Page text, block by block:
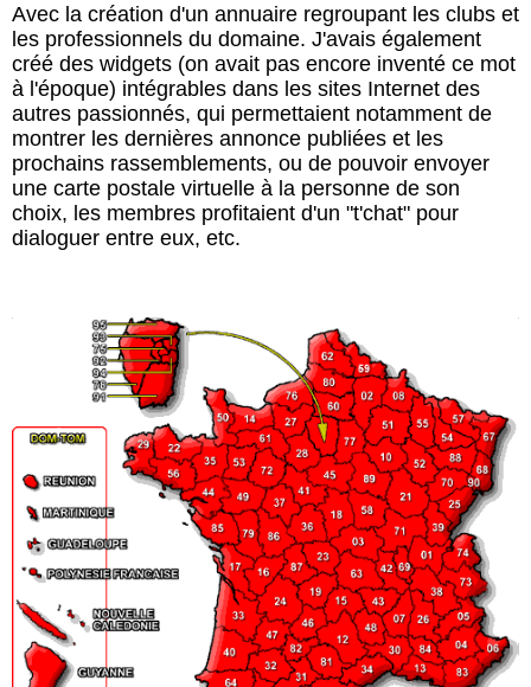
Avec la création d'un annuaire regroupant les clubs et
les professionnels du domaine. J'avais également
créé des widgets (on avait pas encore inventé ce mot
à l'époque) intégrables dans les sites Internet des
autres passionnés, qui permettaient notamment de
montrer les dernières annonce publiées et les
prochains rassemblements, ou de pouvoir envoyer
une carte postale virtuelle à la personne de son
choix, les membres profitaient d'un "t'chat" pour
dialoguer entre eux, etc.